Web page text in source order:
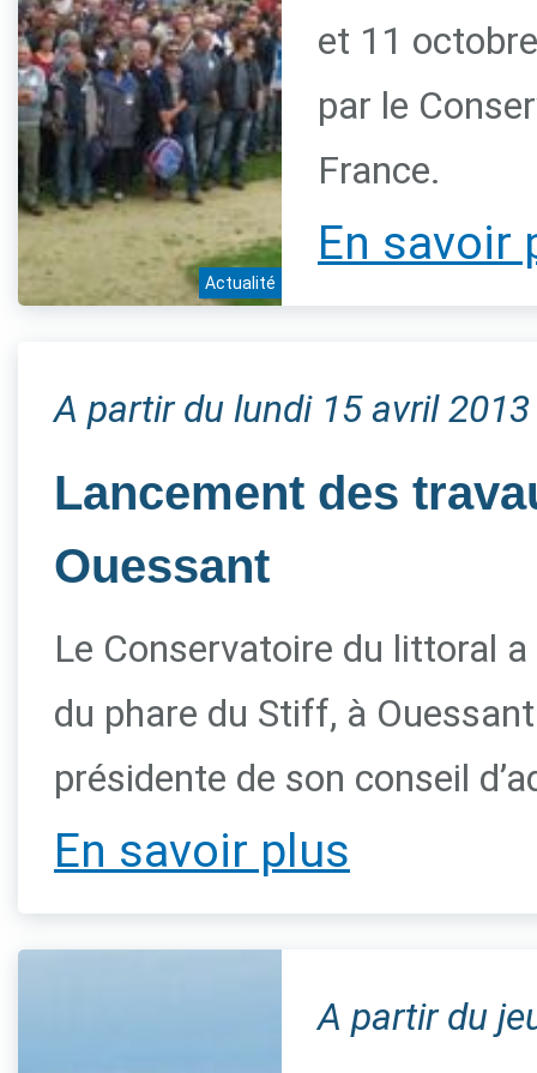
Actualité
et 11
par le
France.
En savoir
A partir du lundi 15 avril 2013
Lancement des
Ouessant
Le Conservatoire du littoral
du phare du Stiff, à
présidente de son conseil
En savoir plus
A partir du